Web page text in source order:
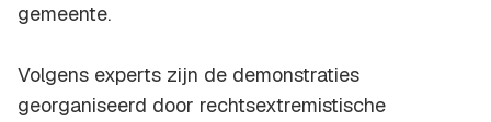
gemeente.
Volgens experts zijn de demonstraties
georganiseerd door rechtsextremistische